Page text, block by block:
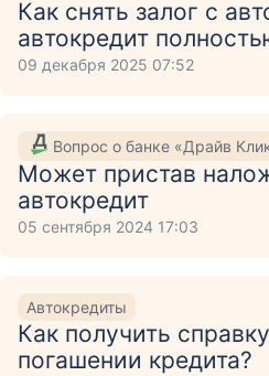
Как снять залог с
автокредит
09 декабря 2025 07:52
Вопрос о банке «Драйв
Может пристав
автокредит
05 сентября 2024 17:03
Автокредиты
Как получить
погашении кредита?